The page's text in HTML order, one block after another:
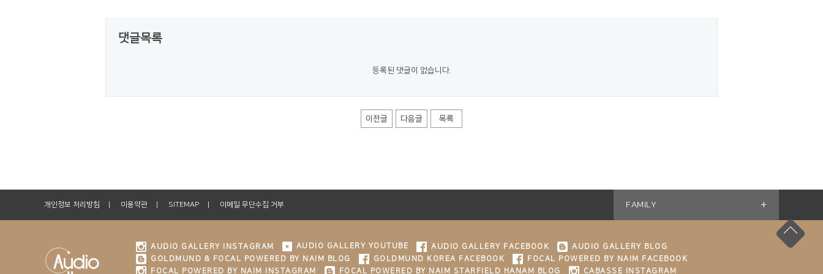
댓글목록
등록된 댓글이 없습니다.
이전글 다음글 목록
개인정보 처리방침 이용약관 SITEMAP 이메일 무단수집 거부 FAMILY +
AUDIO GALLERY INSTAGRAM AUDIO GALLERY YOUTUBE AUDIO GALLERY FACEBOOK
AUDIO GALLERY BLOG
GOLDMUND & FOCAL POWERED BY NAIM BLOG
GOLDMUND KOREA FACEBOOK
FOCAL POWERED BY NAIM FACEBOOK
FOCAL POWERED BY NAIM INSTAGRAM
FOCAL POWERED BY NAIM STARFIELD HANAM BLOG CABASSE INSTAGRAM